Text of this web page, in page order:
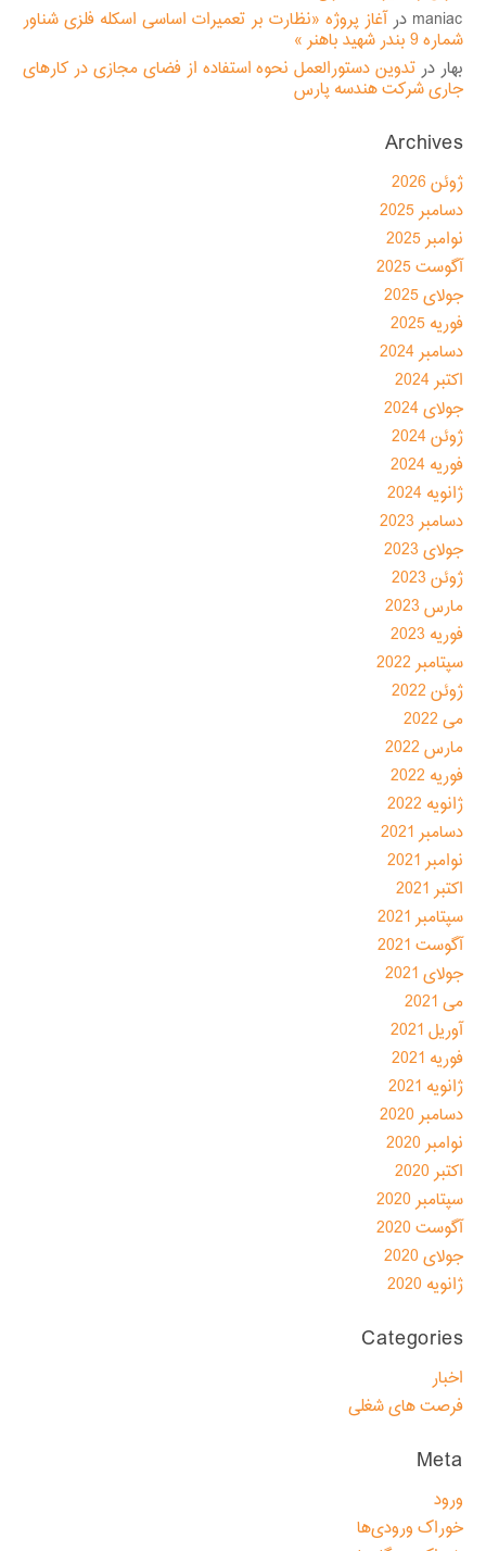
maniac درآغاز پروژه «نظارت بر تعمیرات اساسی اسکله فلزی شناور
شماره 9 بندر شهید باهنر »
بهاردر تدوین دستورالعمل نحوه استفاده از فضای مجازی در کارهای
جاری شرکت هندسه پارس
Archives
ژوئن 2026
دسامبر 2025
نوامبر 2025
آگوست 2025
جولای 2025
فوریه 2025
دسامبر 2024
اکتبر 2024
جولای 2024
ژوئن 2024
فوریه 2024
ژانویه 2024
دسامبر 2023
جولای 2023
ژوئن 2023
مارس 2023
فوریه 2023
سپتامبر 2022
ژوئن 2022
می 2022
مارس 2022
فوریه 2022
ژانویه 2022
دسامبر 2021
نوامبر 2021
اکتبر 2021
سپتامبر 2021
آگوست 2021
جولای 2021
می 2021
آوریل 2021
فوریه 2021
ژانویه 2021
دسامبر 2020
نوامبر 2020
اکتبر 2020
سپتامبر 2020
آگوست 2020
جولای 2020
ژانویه 2020
Categories
اخبار
فرصت های شغلی
Meta
ورود
خوراک ورودی‌ها